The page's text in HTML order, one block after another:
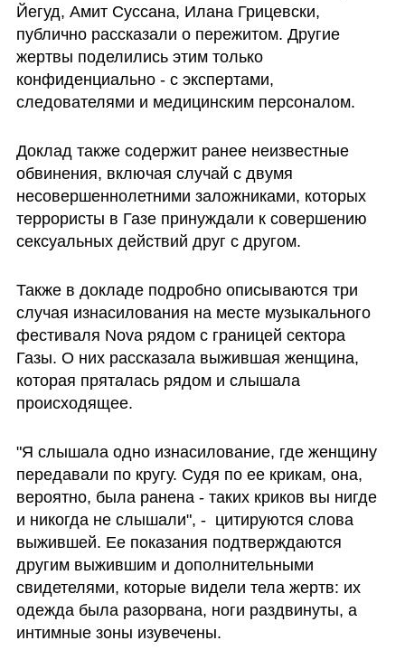
Йегуд, Амит Суссана, Илана Грицевски,
публично рассказали о пережитом. Другие
жертвы поделились этим только
конфиденциально - с экспертами,
следователями и медицинским персоналом.
Доклад также содержит ранее неизвестные
обвинения, включая случай с двумя
несовершеннолетними заложниками, которых
террористы в Газе принуждали к совершению
сексуальных действий друг с другом.
Также в докладе подробно описываются три
случая изнасилования на месте музыкального
фестиваля Nova рядом с границей сектора
Газы. О них рассказала выжившая женщина,
которая пряталась рядом и слышала
происходящее.
"Я слышала одно изнасилование, где женщину
передавали по кругу. Судя по ее крикам, она,
вероятно, была ранена - таких криков вы нигде
и никогда не слышали", -  цитируются слова
выжившей. Ее показания подтверждаются
другим выжившим и дополнительными
свидетелями, которые видели тела жертв: их
одежда была разорвана, ноги раздвинуты, а
интимные зоны изувечены.